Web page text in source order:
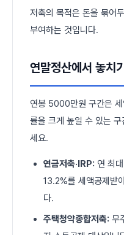
저축의 목적은 돈을 묶어
부여하는 것입니다.
연말정산에서 놓치
연봉 5000만원 구간은
률을 크게 높일 수 있는
세요.
연금저축·IRP: 연 최
13.2%를 세액공제받
다.
주택청약종합저축: 무